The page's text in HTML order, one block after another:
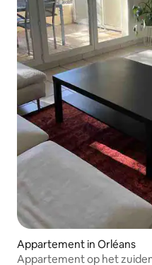
Appartement in Orléans
Appartement op het